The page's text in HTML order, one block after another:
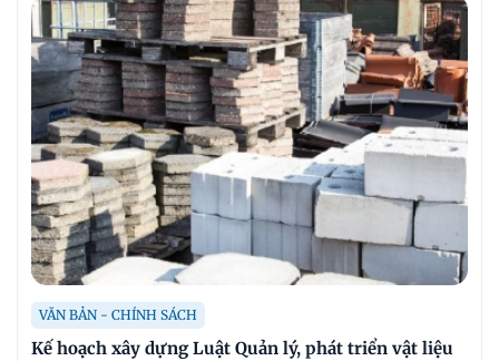
VĂN BẢN - CHÍNH SÁCH
Kế hoạch xây dựng Luật Quản lý, phát triển vật liệu